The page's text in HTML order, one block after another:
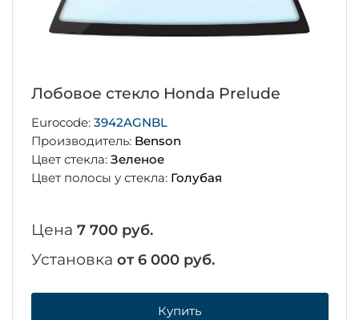
Лобовое стекло Honda Prelude
Eurocode: 3942AGNBL
Производитель: Benson
Цвет стекла: Зеленое
Цвет полосы у стекла: Голубая
Цена 7 700 руб.
Установка от 6 000 руб.
Купить